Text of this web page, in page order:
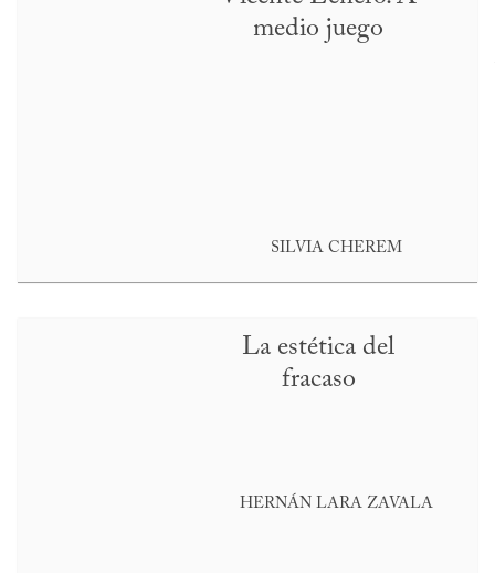
medio juego
SILVIA CHEREM
La estética del
fracaso
HERNÁN LARA ZAVALA